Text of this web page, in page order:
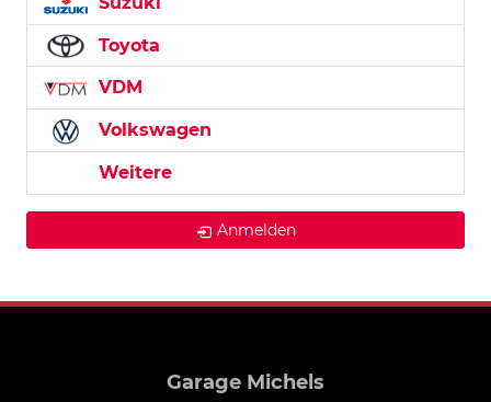
Toyota
VDM
Volkswagen
Weitere
Anmelden
Garage Michels